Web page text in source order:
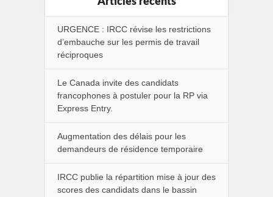
URGENCE : IRCC révise les restrictions
d’embauche sur les permis de travail
réciproques
Le Canada invite des candidats
francophones à postuler pour la RP via
Express Entry.
Augmentation des délais pour les
demandeurs de résidence temporaire
IRCC publie la répartition mise à jour des
scores des candidats dans le bassin